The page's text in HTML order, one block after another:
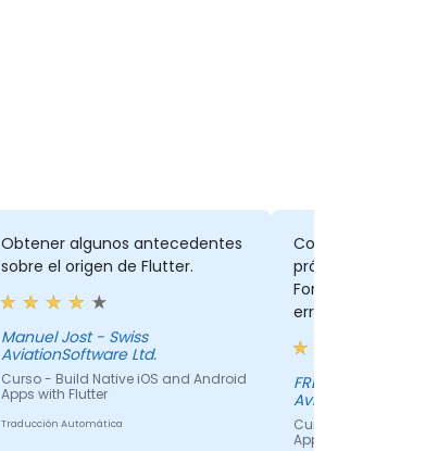
Obtener algunos antecedentes
sobre el origen de Flutter.
Manuel Jost - Swiss
AviationSoftware Ltd.
Curso - Build Native iOS and Android
Apps with Flutter
Traducción Automática
Consejos sobre
prácticas' con
Formador a los
errores/
encontrados por
participantes y
soluciones para
problemas.
FREDERIC
AviationSoftware
Curso - Build Native
Apps with Flutter